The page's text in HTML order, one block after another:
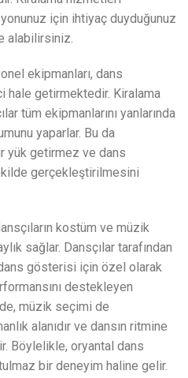
için ihtiyaç duyduğunuz
alabilirsiniz.
ekipmanları, dans
hale getirmektedir. Kiralama
tüm ekipmanlarını yanlarında
yaparlar. Bu da
yük getirmez ve dans
gerçekleştirilmesini
kostüm ve müzik
sağlar. Dansçılar tarafından
gösterisi için özel olarak
destekleyen
müzik seçimi de
alanıdır ve dansın ritmine
Böylelikle, oryantal dans
bir deneyim haline gelir.